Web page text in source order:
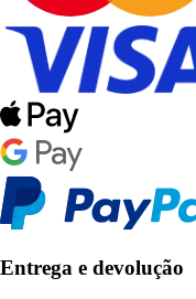
Entrega e devolução